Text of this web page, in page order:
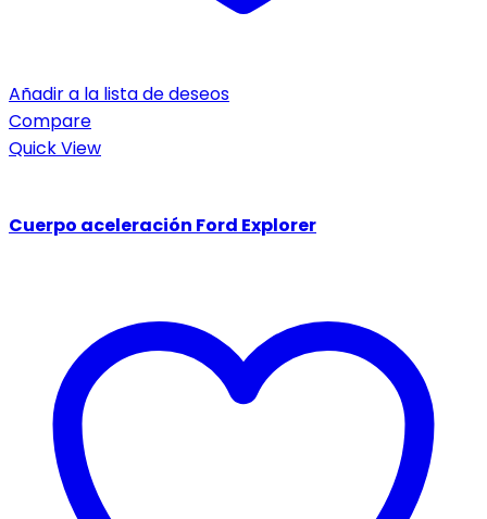
Añadir a la lista de deseos
Compare
Quick View
Cuerpo aceleración Ford Explorer